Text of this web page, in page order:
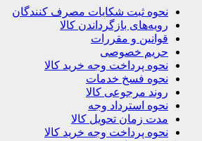
نحوه ثبت شکایات مصرف کنندگان
رویه‌های بازگرداندن کالا
قوانین و مقررات
حریم خصوصی
نحوه پرداخت وجه خرید کالا
نحوه فسخ خدمات
روند مرجوعی کالا
نحوه استرداد وجه
مدت زمان تحویل کالا
نحوه پرداخت وجه خرید کالا